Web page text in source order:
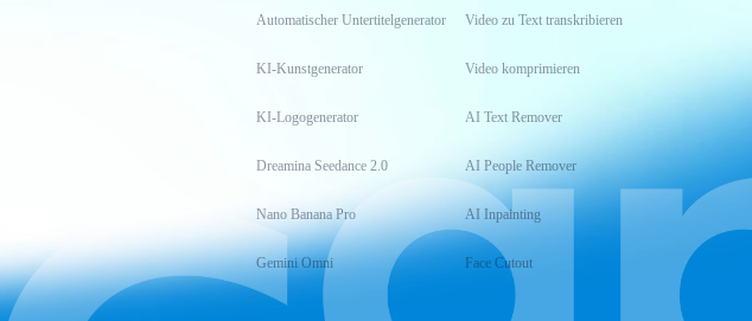
Automatischer Untertitelgenerator
KI-Kunstgenerator
KI-Logogenerator
Dreamina Seedance 2.0
Nano Banana Pro
Gemini Omni
Video zu Text transkribieren
Video komprimieren
AI Text Remover
AI People Remover
AI Inpainting
Face Cutout